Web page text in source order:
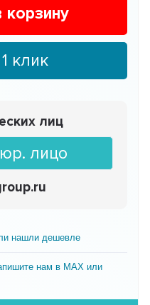
клик
лиц
лицо
нашли дешевле
нам в MAX или